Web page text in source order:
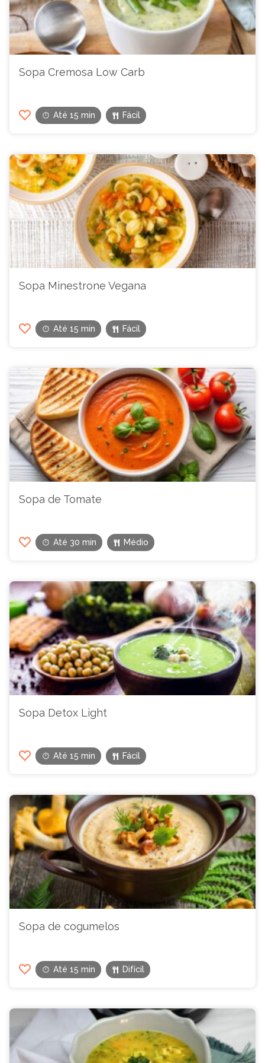
Sopa Cremosa Low Carb
Até 15 min Fácil
Sopa Minestrone Vegana
Até 15 min Fácil
Sopa de Tomate
Até 30 min Médio
Sopa Detox Light
Até 15 min Fácil
Sopa de cogumelos
Até 15 min Difícil